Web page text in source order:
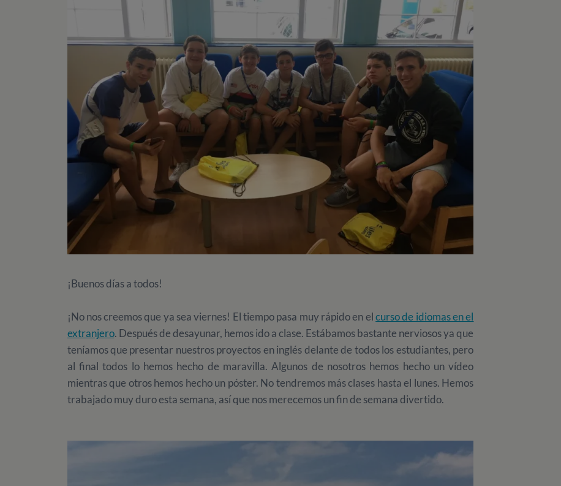
¡Buenos días a todos!
¡No nos creemos que ya sea viernes! El tiempo pasa muy rápido en elcurso de idiomas en el
extranjero. Después de desayunar, hemos ido a clase. Estábamos bastante nerviosos ya que
teníamos que presentar nuestros proyectos en inglés delante de todos los estudiantes, pero
al final todos lo hemos hecho de maravilla. Algunos de nosotros hemos hecho un vídeo
mientras que otros hemos hecho un póster. No tendremos más clases hasta el lunes. Hemos
trabajado muy duro esta semana, así que nos merecemos un fin de semana divertido.